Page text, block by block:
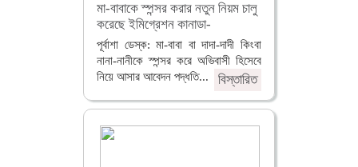
মা-বাবাকে স্পন্সর করার নতুন নিয়ম চালু
করেছে ইমিগ্রেশন কানাডা-
পূর্বাশা ডেস্ক: মা-বাবা বা দাদা-দাদী কিংবা
নানা-নানীকে স্পন্সর করে অভিবাসী হিসেবে
নিয়ে আসার আবেদন পদ্ধতি...
বিস্তারিত